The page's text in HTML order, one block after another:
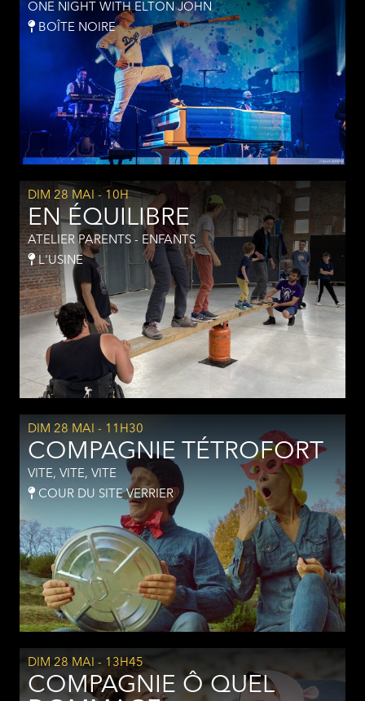
ONE NIGHT WITH ELTON JOHN
BOÎTE NOIRE
DIM 28 MAI - 10H
EN ÉQUILIBRE
ATELIER PARENTS - ENFANTS
L'USINE
DIM 28 MAI - 11H30
COMPAGNIE TÉTROFORT
VITE, VITE, VITE
COUR DU SITE VERRIER
DIM 28 MAI - 13H45
COMPAGNIE Ô QUEL